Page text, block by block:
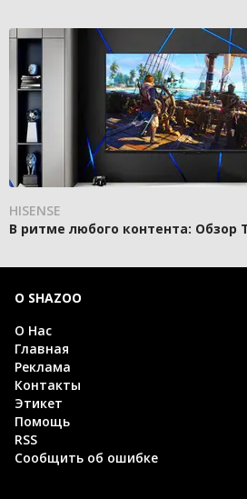
HISENSE
В ритме любого контента: Обзор
О SHAZOO
О Нас
Главная
Реклама
Контакты
Этикет
Помощь
RSS
Сообщить об ошибке